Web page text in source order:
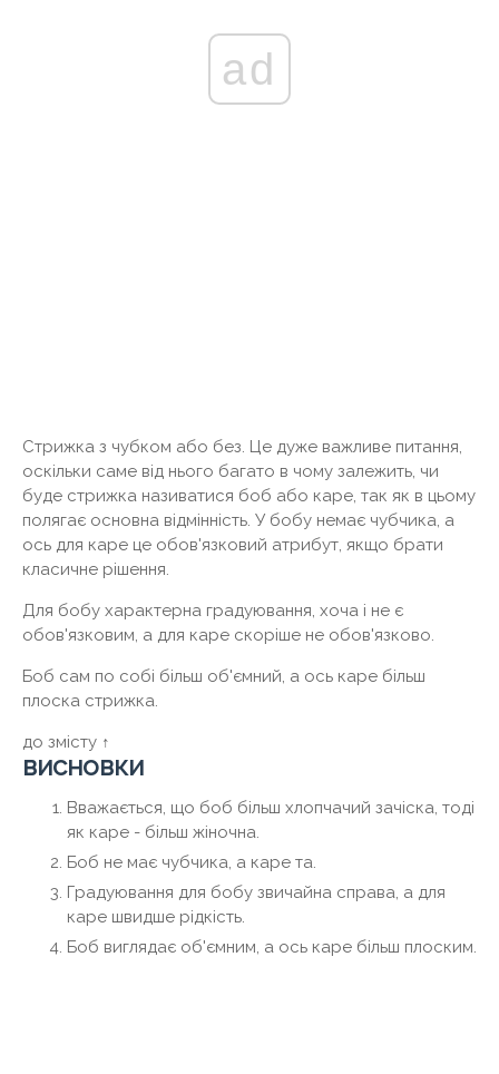
ad
Стрижка з чубком або без. Це дуже важливе питання,
оскільки саме від нього багато в чому залежить, чи
буде стрижка називатися боб або каре, так як в цьому
полягає основна відмінність. У бобу немає чубчика, а
ось для каре це обов'язковий атрибут, якщо брати
класичне рішення.
Для бобу характерна градуювання, хоча і не є
обов'язковим, а для каре скоріше не обов'язково.
Боб сам по собі більш об'ємний, а ось каре більш
плоска стрижка.
до змісту ↑
висновки
Вважається, що боб більш хлопчачий зачіска, тоді
як каре - більш жіночна.
Боб не має чубчика, а каре та.
Градуювання для бобу звичайна справа, а для
каре швидше рідкість.
Боб виглядає об'ємним, а ось каре більш плоским.